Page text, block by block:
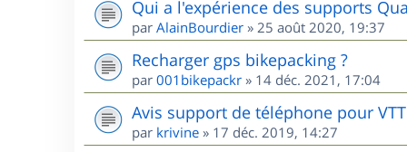
Qui a l'expérience des supports
par AlainBourdier » 25 août 2020, 19:37
Recharger gps bikepacking ?
par 001bikepackr » 14 déc. 2021, 17:04
Avis support de téléphone pour VTT
par krivine » 17 déc. 2019, 14:27